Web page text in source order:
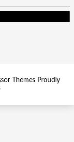
Themes Proudly